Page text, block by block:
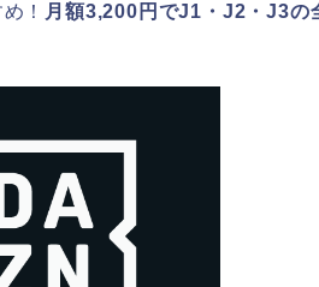
！ 月額3,200円でJ1・J2・J3の